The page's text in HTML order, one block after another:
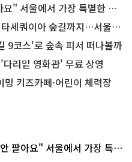
서 가장 특별한 편의점의 정체
아 숲길까지…서울둘레길 15코스
9코스'로 숲속 피서 떠나볼까
리밑 영화관' 무료 상영
키즈카페·어린이 체력장
팔아요" 서울에서 가장 특별